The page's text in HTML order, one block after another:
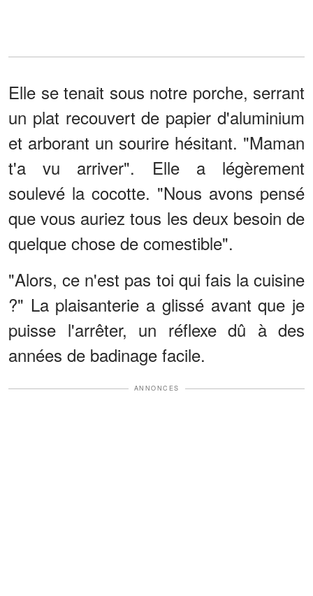
Elle se tenait sous notre porche, serrant
un plat recouvert de papier d'aluminium
et arborant un sourire hésitant. "Maman
t'a vu arriver". Elle a légèrement
soulevé la cocotte. "Nous avons pensé
que vous auriez tous les deux besoin de
quelque chose de comestible".
"Alors, ce n'est pas toi qui fais la cuisine
?" La plaisanterie a glissé avant que je
puisse l'arrêter, un réflexe dû à des
années de badinage facile.
ANNONCES